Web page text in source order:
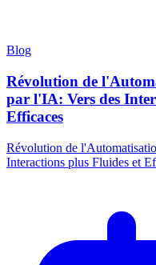
Blog
Révolution de
par l'IA: Vers des
Efficaces
Révolution de
Interactions plus Fluides et